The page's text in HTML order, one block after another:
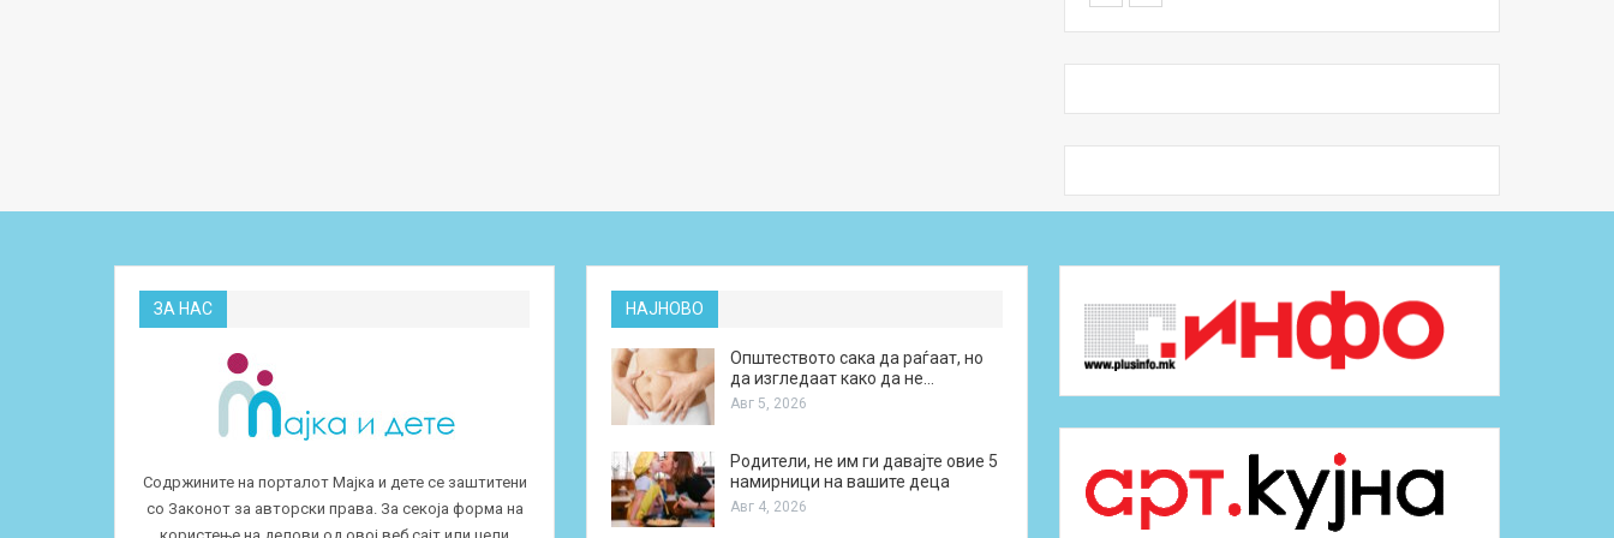
ЗА НАС
Содржините на порталот Мајка и дете се заштитени
со Законот за авторски права. За секоја форма на
НАЈНОВО
Општеството сака да раѓаат, но
да изгледаат како да не…
Авг 5, 2026
Родители, не им ги давајте овие 5
намирници на вашите деца
Авг 4, 2026